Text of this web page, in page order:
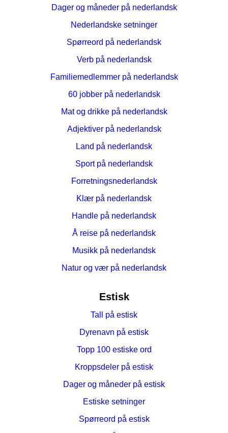
Dager og måneder på nederlandsk
Nederlandske setninger
Spørreord på nederlandsk
Verb på nederlandsk
Familiemedlemmer på nederlandsk
60 jobber på nederlandsk
Mat og drikke på nederlandsk
Adjektiver på nederlandsk
Land på nederlandsk
Sport på nederlandsk
Forretningsnederlandsk
Klær på nederlandsk
Handle på nederlandsk
Å reise på nederlandsk
Musikk på nederlandsk
Natur og vær på nederlandsk
Estisk
Tall på estisk
Dyrenavn på estisk
Topp 100 estiske ord
Kroppsdeler på estisk
Dager og måneder på estisk
Estiske setninger
Spørreord på estisk